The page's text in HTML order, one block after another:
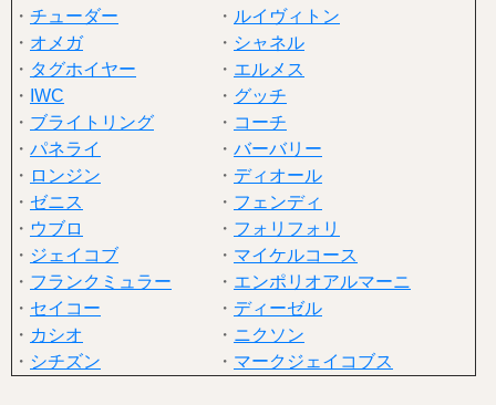
・ チューダー ・ ルイヴィトン
・ オメガ ・ シャネル
・ タグホイヤー ・ エルメス
・ IWC ・ グッチ
・ ブライトリング ・ コーチ
・ パネライ ・ バーバリー
・ ロンジン ・ ディオール
・ ゼニス ・ フェンディ
・ ウブロ ・ フォリフォリ
・ ジェイコブ ・ マイケルコース
・ フランクミュラー ・ エンポリオアルマーニ
・ セイコー ・ ディーゼル
・ カシオ ・ ニクソン
・ シチズン ・ マークジェイコブス